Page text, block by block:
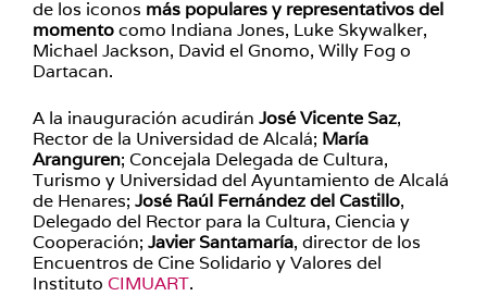
de los iconos más populares y representativos del
momentocomo Indiana Jones, Luke Skywalker,
Michael Jackson, David el Gnomo, Willy Fog o
Dartacan.
A la inauguración acudirán José Vicente Saz,
Rector de la Universidad de Alcalá; María
Aranguren; Concejala Delegada de Cultura,
Turismo y Universidad del Ayuntamiento de Alcalá
de Henares; José Raúl Fernández del Castillo,
Delegado del Rector para la Cultura, Ciencia y
Cooperación; Javier Santamaría, director de los
Encuentros de Cine Solidario y Valores del
Instituto CIMUART.